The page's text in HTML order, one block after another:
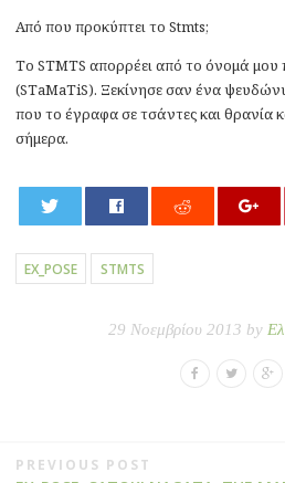
Από που προκύπτει το Stmts;
Το STMTS απορρέει από το όνομά μου
(STaMaTiS). Ξεκίνησε σαν ένα
που το έγραφα σε τσάντες και θρανία
σήμερα.
EX_POSE STMTS
29 Νοεμβρίου 2013 by
PREVIOUS POST